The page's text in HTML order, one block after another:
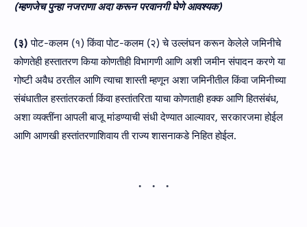
(म्‍हणजेच पुन्‍हा नजराणा अदा करून परवानगी घेणे आवश्‍यक)
(३) पोट-कलम (१) किंवा पोट-कलम (२) चे उल्लंघन करून केलेले जमिनीचे
कोणतेही हस्तातरण किया कोणतीही विभागणी आणि अशी जमीन संपादन करणे या
गोष्टी अवैध ठरतील आणि त्याचा शास्ती म्हणून अशा जमिनीतील किंवा जमिनीच्या
संबंधातील हस्तांतरकर्ता किंवा हस्तांतरिता याचा कोणताही हक्क आणि हितसंबंध,
अशा व्यक्तींना आपली बाजू मांडण्याची संधी देण्यात आल्यावर, सरकारजमा होईल
आणि आणखी हस्तांतरणाशिवाय ती राज्य शासनाकडे निहित होईल.